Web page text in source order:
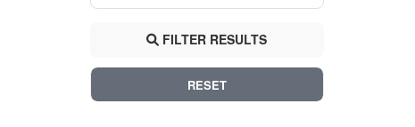
FILTER RESULTS
RESET